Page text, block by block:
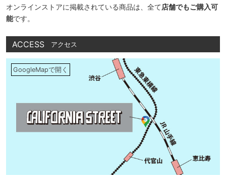
オンラインストアに掲載されている商品は、全て店舗でもご購入可
能です。
ACCESS アクセス
GoogleMapで開く